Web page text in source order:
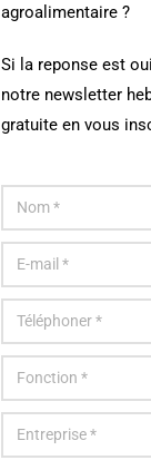
agroalimentaire ?
Si la reponse est
notre newsletter
gratuite en vous